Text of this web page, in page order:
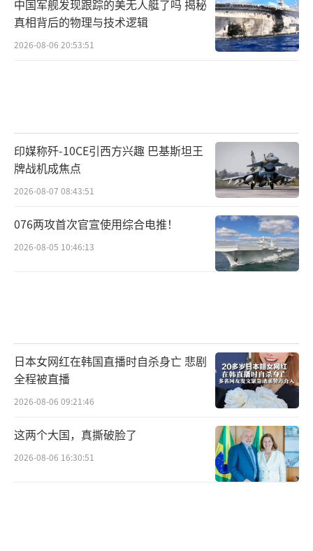
中国军舰发现跟踪的美无人艇了吗 揭秘
真相背后的物理与技术逻辑
2026-08-06 20:53:51
印媒称歼-10CE引西方兴趣 巴基斯坦王
牌战机成焦点
2026-08-07 08:43:51
076两攻首次官宣使用综合电推！
2026-08-05 10:46:13
日本女网红在韩国直播时自杀身亡 悲剧
全程被直播
2026-08-06 09:21:46
这两个大国，真撕破脸了
2026-08-06 16:30:51